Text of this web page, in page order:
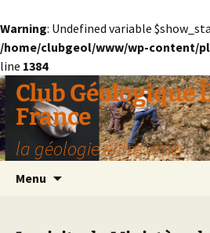
Warning: Undefined variable
/home/clubgeol/www/wp-content/
line 1384
Aller
au
contenu
Club Géologique
France
la géologie entre amis
Menu